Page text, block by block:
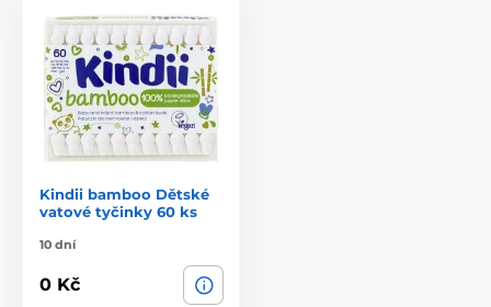
Kindii bamboo Dětské
vatové tyčinky 60 ks
10 dní
0 Kč